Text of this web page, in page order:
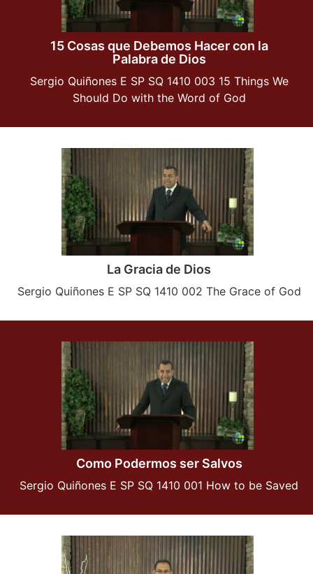
15 Cosas que Debemos Hacer con la
Palabra de Dios
Sergio Quiñones E SP SQ 1410 003 15 Things We
Should Do with the Word of God
La Gracia de Dios
Sergio Quiñones E SP SQ 1410 002 The Grace of God
Como Podermos ser Salvos
Sergio Quiñones E SP SQ 1410 001 How to be Saved